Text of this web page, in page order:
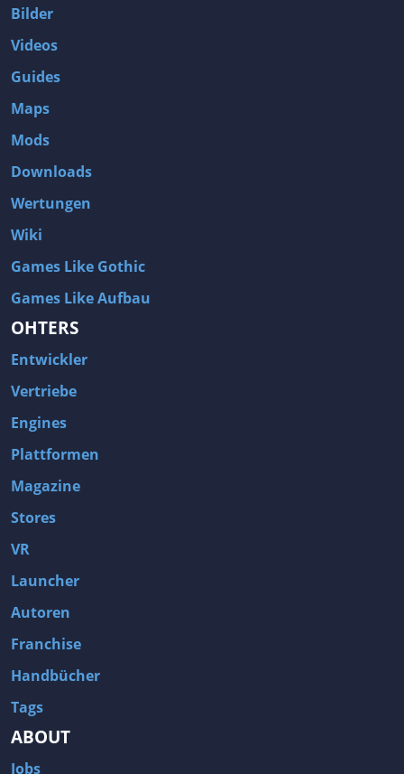
Bilder
Videos
Guides
Maps
Mods
Downloads
Wertungen
Wiki
Games Like Gothic
Games Like Aufbau
OHTERS
Entwickler
Vertriebe
Engines
Plattformen
Magazine
Stores
VR
Launcher
Autoren
Franchise
Handbücher
Tags
ABOUT
Jobs